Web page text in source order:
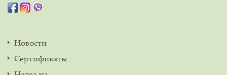
Новости
Сертификаты